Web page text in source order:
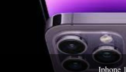
Iphone